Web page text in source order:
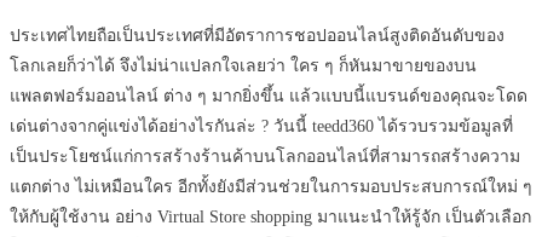
ประเทศไทยถือเป็นประเทศที่มีอัตราการชอปออนไลน์สูงติดอันดับของ
โลกเลยก็ว่าได้ จึงไม่น่าแปลกใจเลยว่า ใคร ๆ ก็หันมาขายของบน
แพลตฟอร์มออนไลน์ ต่าง ๆ มากยิ่งขึ้น แล้วแบบนี้แบรนด์ของคุณจะโดด
เด่นต่างจากคู่แข่งได้อย่างไรกันล่ะ ? วันนี้ teedd360 ได้รวบรวมข้อมูลที่
เป็นประโยชน์แก่การสร้างร้านค้าบนโลกออนไลน์ที่สามารถสร้างความ
แตกต่าง ไม่เหมือนใคร อีกทั้งยังมีส่วนช่วยในการมอบประสบการณ์ใหม่ ๆ
ให้กับผู้ใช้งาน อย่าง Virtual Store shopping มาแนะนำให้รู้จัก เป็นตัวเลือก